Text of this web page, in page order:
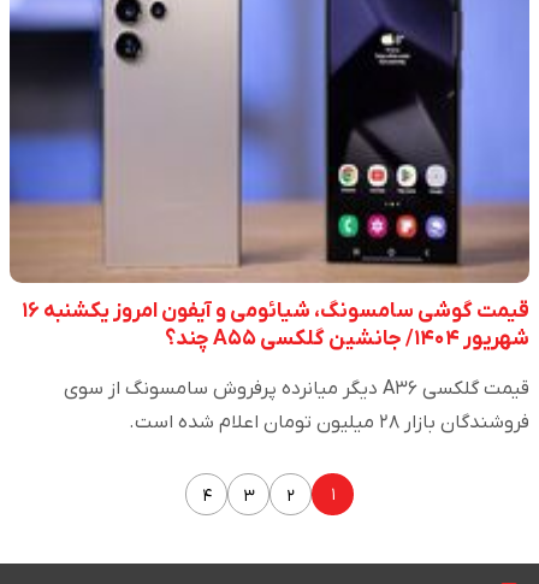
قیمت گوشی سامسونگ، شیائومی و آیفون امروز یکشنبه ۱۶
شهریور ۱۴۰۴/ جانشین گلکسی A۵۵ چند؟
قیمت گلکسی A۳۶ دیگر میانرده پرفروش سامسونگ از سوی
فروشندگان بازار ۲۸ میلیون تومان اعلام شده است.
۱ ۲ ۳ ۴